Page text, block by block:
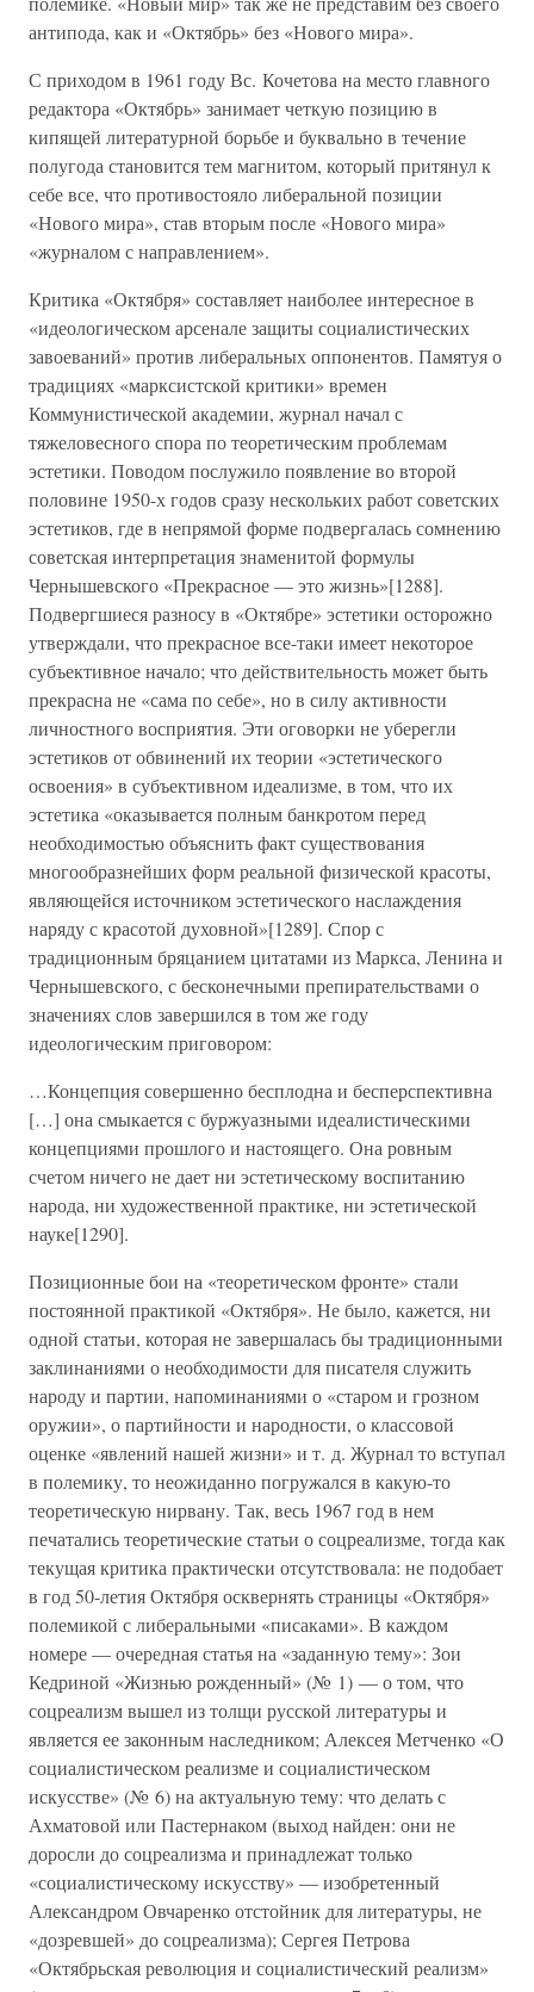
антипода, как и «Октябрь» без «Нового мира».
С приходом в 1961 году Вс. Кочетова на место главного
редактора «Октябрь» занимает четкую позицию в
кипящей литературной борьбе и буквально в течение
полугода становится тем магнитом, который притянул к
себе все, что противостояло либеральной позиции
«Нового мира», став вторым после «Нового мира»
«журналом с направлением».
Критика «Октября» составляет наиболее интересное в
«идеологическом арсенале защиты социалистических
завоеваний» против либеральных оппонентов. Памятуя о
традициях «марксистской критики» времен
Коммунистической академии, журнал начал с
тяжеловесного спора по теоретическим проблемам
эстетики. Поводом послужило появление во второй
половине 1950-х годов сразу нескольких работ советских
эстетиков, где в непрямой форме подвергалась сомнению
советская интерпретация знаменитой формулы
Чернышевского «Прекрасное — это жизнь»[1288].
Подвергшиеся разносу в «Октябре» эстетики осторожно
утверждали, что прекрасное все-таки имеет некоторое
субъективное начало; что действительность может быть
прекрасна не «сама по себе», но в силу активности
личностного восприятия. Эти оговорки не уберегли
эстетиков от обвинений их теории «эстетического
освоения» в субъективном идеализме, в том, что их
эстетика «оказывается полным банкротом перед
необходимостью объяснить факт существования
многообразнейших форм реальной физической красоты,
являющейся источником эстетического наслаждения
наряду с красотой духовной»[1289]. Спор с
традиционным бряцанием цитатами из Маркса, Ленина и
Чернышевского, с бесконечными препирательствами о
значениях слов завершился в том же году
идеологическим приговором:
…Концепция совершенно бесплодна и бесперспективна
[…] она смыкается с буржуазными идеалистическими
концепциями прошлого и настоящего. Она ровным
счетом ничего не дает ни эстетическому воспитанию
народа, ни художественной практике, ни эстетической
науке[1290].
Позиционные бои на «теоретическом фронте» стали
постоянной практикой «Октября». Не было, кажется, ни
одной статьи, которая не завершалась бы традиционными
заклинаниями о необходимости для писателя служить
народу и партии, напоминаниями о «старом и грозном
оружии», о партийности и народности, о классовой
оценке «явлений нашей жизни» и т. д. Журнал то вступал
в полемику, то неожиданно погружался в какую-то
теоретическую нирвану. Так, весь 1967 год в нем
печатались теоретические статьи о соцреализме, тогда как
текущая критика практически отсутствовала: не подобает
в год 50-летия Октября осквернять страницы «Октября»
полемикой с либеральными «писаками». В каждом
номере — очередная статья на «заданную тему»: Зои
Кедриной «Жизнью рожденный» (№ 1) — о том, что
соцреализм вышел из толщи русской литературы и
является ее законным наследником; Алексея Метченко «О
социалистическом реализме и социалистическом
искусстве» (№ 6) на актуальную тему: что делать с
Ахматовой или Пастернаком (выход найден: они не
доросли до соцреализма и принадлежат только
«социалистическому искусству» — изобретенный
Александром Овчаренко отстойник для литературы, не
«дозревшей» до соцреализма); Сергея Петрова
«Октябрьская революция и социалистический реализм»